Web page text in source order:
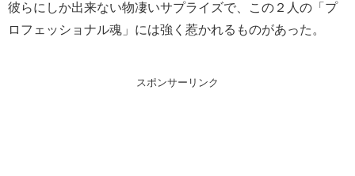
彼らにしか出来ない物凄いサプライズで、この２人の「プ
ロフェッショナル魂」には強く惹かれるものがあった。
スポンサーリンク